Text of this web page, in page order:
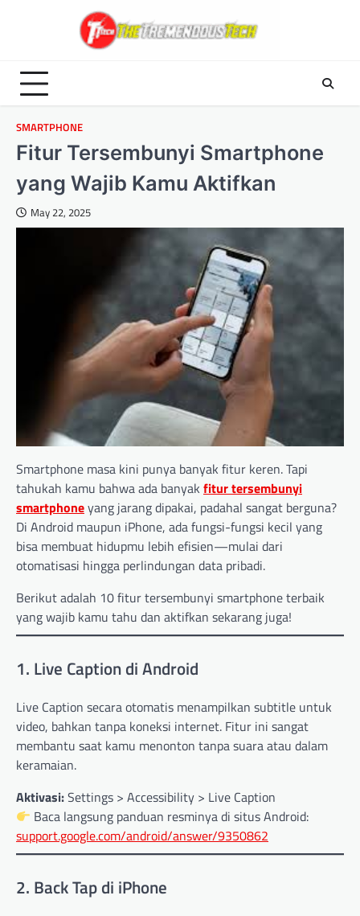
SMARTPHONE
Fitur Tersembunyi Smartphone
yang Wajib Kamu Aktifkan
May 22, 2025
Smartphone masa kini punya banyak fitur keren. Tapi
tahukah kamu bahwa ada banyak fitur tersembunyi
smartphoneyang jarang dipakai, padahal sangat berguna?
Di Android maupun iPhone, ada fungsi-fungsi kecil yang
bisa membuat hidupmu lebih efisien—mulai dari
otomatisasi hingga perlindungan data pribadi.
Berikut adalah 10 fitur tersembunyi smartphone terbaik
yang wajib kamu tahu dan aktifkan sekarang juga!
1. Live Caption di Android
Live Caption secara otomatis menampilkan subtitle untuk
video, bahkan tanpa koneksi internet. Fitur ini sangat
membantu saat kamu menonton tanpa suara atau dalam
keramaian.
Aktivasi:Settings > Accessibility > Live Caption
Baca langsung panduan resminya di situs Android:
support.google.com/android/answer/9350862
2. Back Tap di iPhone